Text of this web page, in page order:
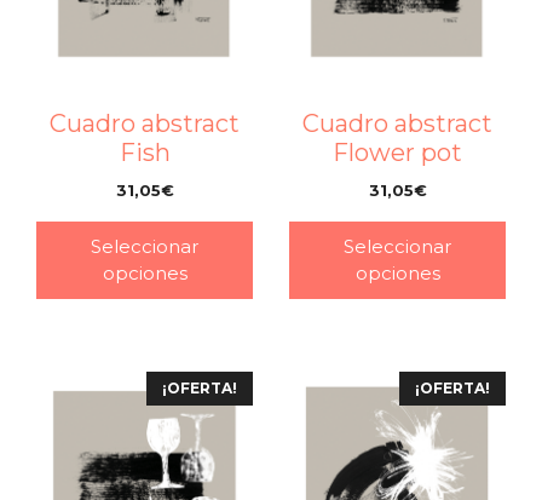
Cuadro abstract
Fish
31,05€
Seleccionar
opciones
Cuadro abstract
Flower pot
31,05€
Seleccionar
opciones
¡OFERTA! ¡OFERTA!